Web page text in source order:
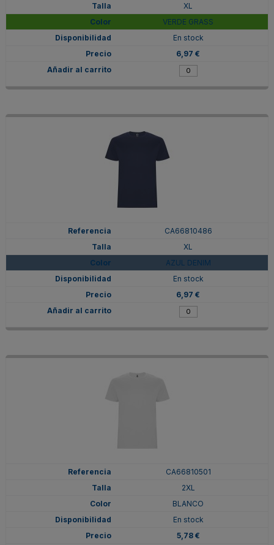
XL
VERDE GRASS
En stock
6,97 €
CA66810486
XL
AZUL DENIM
En stock
6,97 €
CA66810501
2XL
BLANCO
En stock
5,78 €